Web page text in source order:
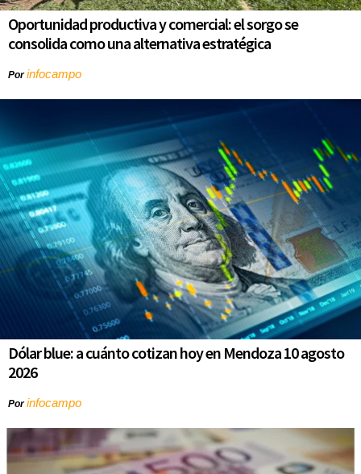
Oportunidad productiva y comercial: el sorgo se
consolida como una alternativa estratégica
Porinfocampo
Dólar blue: a cuánto cotizan hoy en Mendoza 10 agosto
2026
Porinfocampo